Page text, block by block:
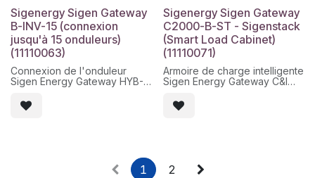
courant
Jusqu'à 60 kW de capacité
en recharge intelligente
Sigenergy Sigen Gateway
B-INV-15 (connexion
jusqu'à 15 onduleurs)
(11110063)
Connexion de l'onduleur
Sigen Energy Gateway HYB-
Armoire
Sigenergy Sigen Gateway
C2000-B-ST - Sigenstack
(Smart Load Cabinet)
(11110071)
Armoire de charge intelligente
Sigen Energy Gateway C&I
1 2